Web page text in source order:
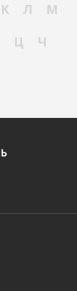
К Л
М
Ц
Ч